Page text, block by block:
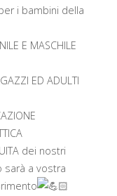
i bambini della
E MASCHILE
ED ADULTI
dei nostri
sarà a vostra